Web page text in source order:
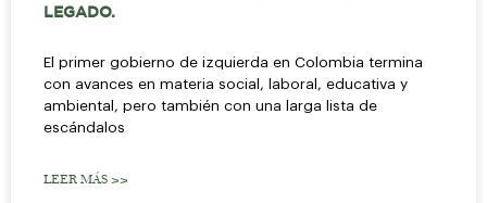
LEGADO.
El primer gobierno de izquierda en Colombia termina
con avances en materia social, laboral, educativa y
ambiental, pero también con una larga lista de
escándalos
LEER MÁS >>